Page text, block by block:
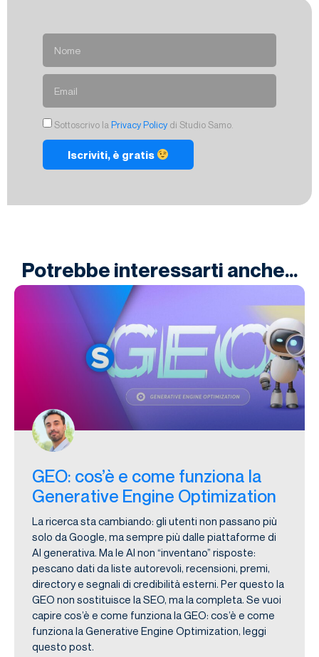
Sottoscrivo la Privacy Policy di Studio Samo.
Iscriviti, è gratis
Potrebbe interessarti anche...
GEO: cos’è e come funziona la
Generative Engine Optimization
La ricerca sta cambiando: gli utenti non passano più
solo da Google, ma sempre più dalle piattaforme di
AI generativa. Ma le AI non “inventano” risposte:
pescano dati da liste autorevoli, recensioni, premi,
directory e segnali di credibilità esterni. Per questo la
GEO non sostituisce la SEO, ma la completa. Se vuoi
capire cos’è e come funziona la GEO: cos’è e come
funziona la Generative Engine Optimization, leggi
questo post.